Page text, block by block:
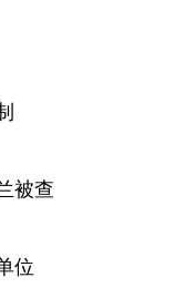
被查
位